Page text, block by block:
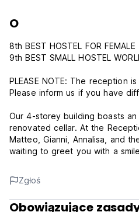
O
8th BEST HOSTEL FOR FEMALE
9th BEST SMALL HOSTEL
PLEASE NOTE: The reception
Please inform us if you have
Our 4-storey building boasts
renovated cellar. At the
Matteo, Gianni, Annalisa, and
waiting to greet you with a
and everything else you need
the fullest.
Luggage storage, tour desk,
laundry machine and a dryer.
Zgłoś
Obowiązujące